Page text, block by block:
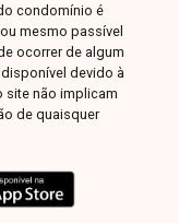
condomínio é
mesmo passível
ocorrer de algum
devido à
não implicam
de quaisquer